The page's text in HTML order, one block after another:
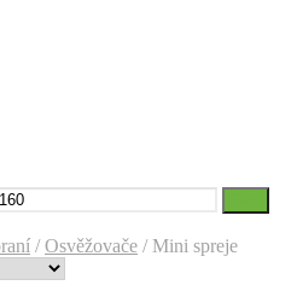
/ Osvěžovače /Mini spreje